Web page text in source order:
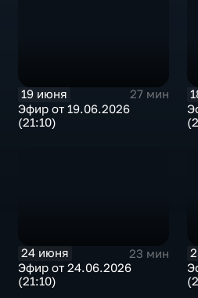
19 июня
27 мин
Эфир от 19.06.2026
(21:10)
24 июня
23 мин
Эфир от 24.06.2026
(21:10)